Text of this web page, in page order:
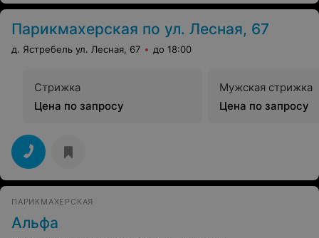
Парикмахерская по ул. Лесная, 67
д. Ястребель ул. Лесная, 67 до 18:00
Стрижка
Цена по запросу
Мужская стрижка
Цена по запросу
ПАРИКМАХЕРСКАЯ
Альфа